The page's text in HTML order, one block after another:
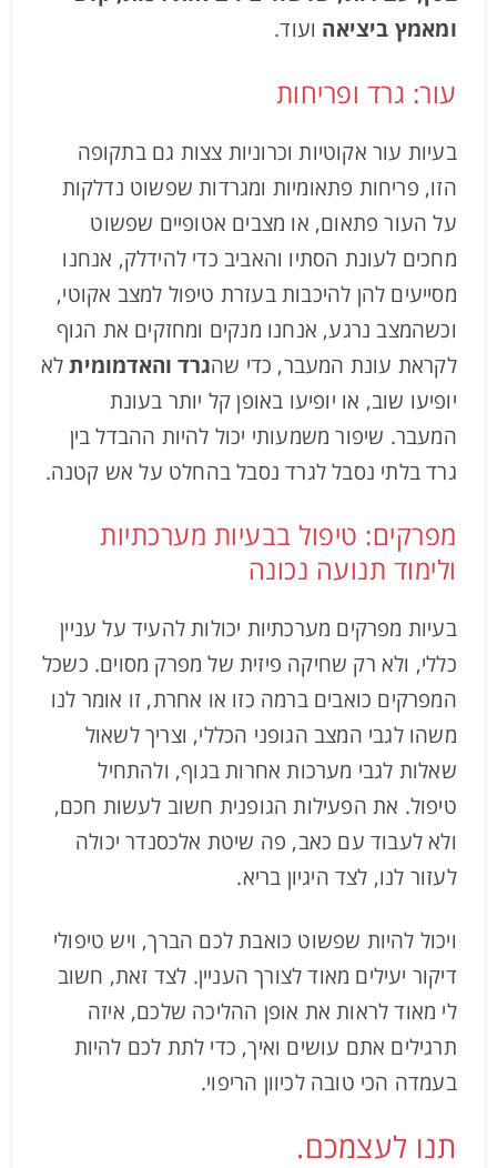
ומאמץ ביציאה ועוד.
עור: גרד ופריחות
בעיות עור אקוטיות וכרוניות צצות גם בתקופה
הזו, פריחות פתאומיות ומגרדות שפשוט נדלקות
על העור פתאום, או מצבים אטופיים שפשוט
מחכים לעונת הסתיו והאביב כדי להידלק, אנחנו
מסייעים להן להיכבות בעזרת טיפול למצב אקוטי,
וכשהמצב נרגע, אנחנו מנקים ומחזקים את הגוף
לקראת עונת המעבר, כדי שהגרד והאדמומיתלא
יופיעו שוב, או יופיעו באופן קל יותר בעונת
המעבר. שיפור משמעותי יכול להיות ההבדל בין
גרד בלתי נסבל לגרד נסבל בהחלט על אש קטנה.
מפרקים: טיפול בבעיות מערכתיות
ולימוד תנועה נכונה
בעיות מפרקים מערכתיות יכולות להעיד על עניין
כללי, ולא רק שחיקה פיזית של מפרק מסוים. כשכל
המפרקים כואבים ברמה כזו או אחרת, זו אומר לנו
משהו לגבי המצב הגופני הכללי, וצריך לשאול
שאלות לגבי מערכות אחרות בגוף, ולהתחיל
טיפול. את הפעילות הגופנית חשוב לעשות חכם,
ולא לעבוד עם כאב, פה שיטת אלכסנדר יכולה
לעזור לנו, לצד היגיון בריא.
ויכול להיות שפשוט כואבת לכם הברך, ויש טיפולי
דיקור יעילים מאוד לצורך העניין. לצד זאת, חשוב
לי מאוד לראות את אופן ההליכה שלכם, איזה
תרגילים אתם עושים ואיך, כדי לתת לכם להיות
בעמדה הכי טובה לכיוון הריפוי.
תנו לעצמכם.